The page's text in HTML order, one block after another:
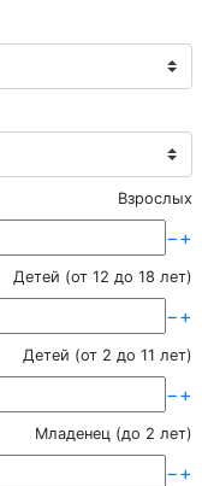
Взрослых
−+
Детей (от 12 до 18 лет)
−+
Детей (от 2 до 11 лет)
−+
Младенец (до 2 лет)
−+